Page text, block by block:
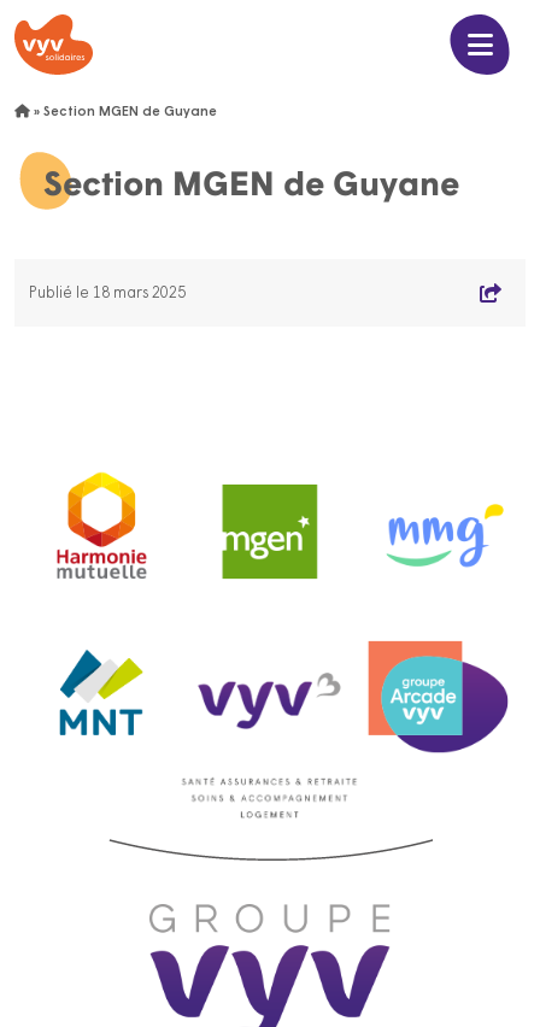
» Section MGEN de Guyane
Section MGEN de Guyane
Publié le 18 mars 2025